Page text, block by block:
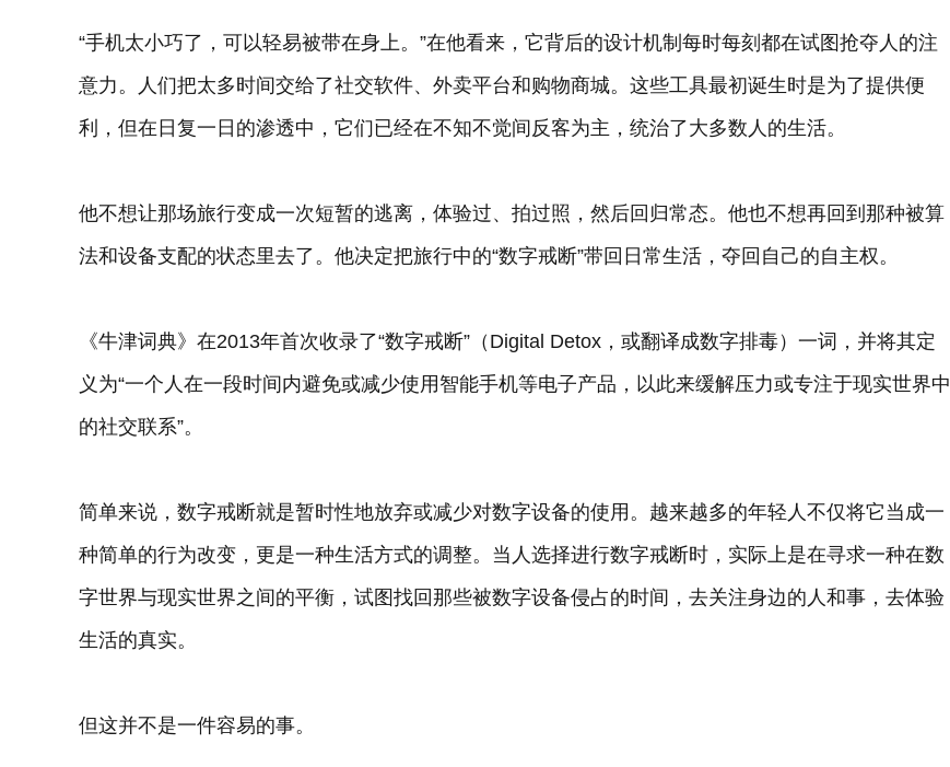
“手机太小巧了，可以轻易被带在身上。”在他看来，它背后的设计机制每时每刻都在试图抢夺人的注
意力。人们把太多时间交给了社交软件、外卖平台和购物商城。这些工具最初诞生时是为了提供便
利，但在日复一日的渗透中，它们已经在不知不觉间反客为主，统治了大多数人的生活。
他不想让那场旅行变成一次短暂的逃离，体验过、拍过照，然后回归常态。他也不想再回到那种被算
法和设备支配的状态里去了。他决定把旅行中的“数字戒断”带回日常生活，夺回自己的自主权。
《牛津词典》在2013年首次收录了“数字戒断”（Digital Detox，或翻译成数字排毒）一词，并将其定
义为“一个人在一段时间内避免或减少使用智能手机等电子产品，以此来缓解压力或专注于现实世界中
的社交联系”。
简单来说，数字戒断就是暂时性地放弃或减少对数字设备的使用。越来越多的年轻人不仅将它当成一
种简单的行为改变，更是一种生活方式的调整。当人选择进行数字戒断时，实际上是在寻求一种在数
字世界与现实世界之间的平衡，试图找回那些被数字设备侵占的时间，去关注身边的人和事，去体验
生活的真实。
但这并不是一件容易的事。